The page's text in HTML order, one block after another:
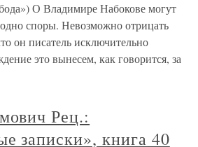
О Владимире Набокове могут
споры. Невозможно отрицать
он писатель исключительно
это вынесем, как говорится, за
Рец.:
записки», книга 40